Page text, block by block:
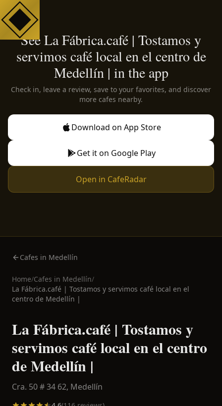
See La Fábrica.café | Tostamos y
servimos café local en el centro de
Medellín | in the app
Check in, leave a review, save to your favorites, and discover
more cafes nearby.
Download on App Store
Get it on Google Play
Open in CafeRadar
Cafes in Medellín
Home/Cafes in Medellín/
La Fábrica.café | Tostamos y servimos café local en el
centro de Medellín |
La Fábrica.café | Tostamos y
servimos café local en el centro
de Medellín |
Cra. 50 # 34 62, Medellín